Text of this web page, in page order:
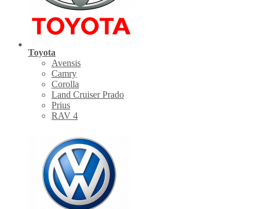
Toyota
Avensis
Camry
Corolla
Land Cruiser Prado
Prius
RAV 4